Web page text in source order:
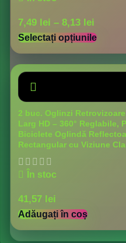
7,49 lei – 8,13 lei
Selectați opțiunile
2 buc. Oglinzi
Larg HD – 360°
Biciclete Oglindă
Rectangular cu Viziune
În stoc
41,57 lei
Adăugați în coș